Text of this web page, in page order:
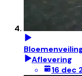
Aflevering
16 dec